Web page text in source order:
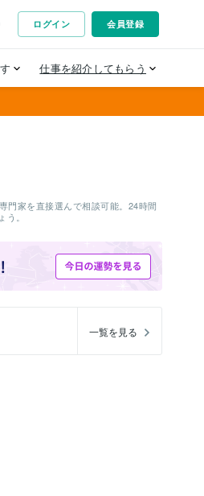
門家を直接選んで相談可能。24時間
。
一覧を見る